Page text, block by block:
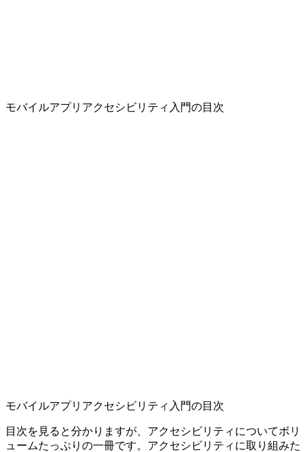
モバイルアプリアクセシビリティ入門の目次
モバイルアプリアクセシビリティ入門の目次
目次を見ると分かりますが、アクセシビリティについてボリ
ュームたっぷりの一冊です。アクセシビリティに取り組みた